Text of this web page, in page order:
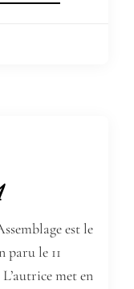
est le
paru le 11
met en